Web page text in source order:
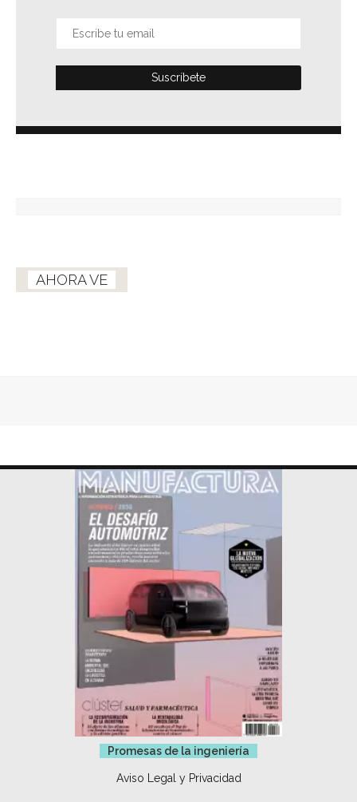
AHORA VE
Promesas de la ingeniería
Aviso Legal y Privacidad